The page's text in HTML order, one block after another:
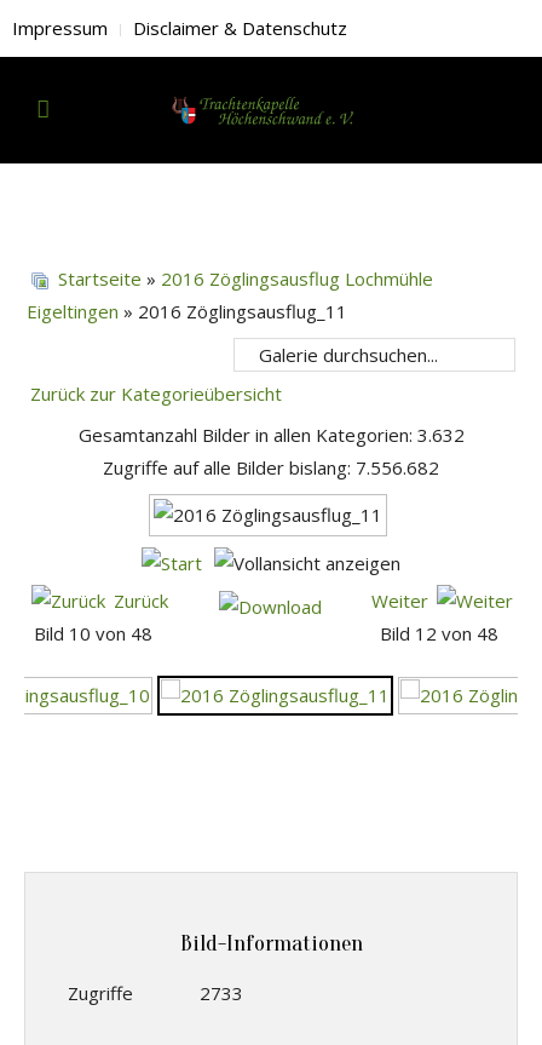
Impressum Disclaimer & Datenschutz
Startseite » 2016 Zöglingsausflug Lochmühle
Eigeltingen » 2016 Zöglingsausflug_11
Zurück zur Kategorieübersicht
Gesamtanzahl Bilder in allen Kategorien: 3.632
Zugriffe auf alle Bilder bislang: 7.556.682
Zurück
Bild 10 von 48
Weiter
Bild 12 von 48
Bild-Informationen
Zugriffe 2733